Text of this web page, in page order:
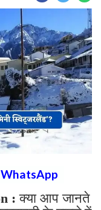
WhatsApp
: क्या आप जानते